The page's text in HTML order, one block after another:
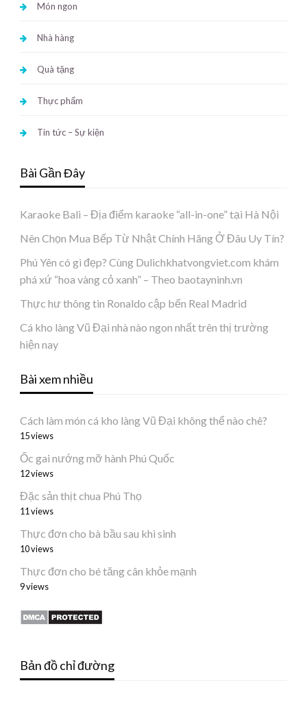
Món ngon
Nhà hàng
Quà tặng
Thực phẩm
Tin tức – Sự kiện
Bài Gần Đây
Karaoke Bali – Địa điểm karaoke “all-in-one” tại Hà Nội
Nên Chọn Mua Bếp Từ Nhật Chính Hãng Ở Đâu Uy Tín?
Phú Yên có gì đẹp? Cùng Dulichkhatvongviet.com khám
phá xứ “hoa vàng cỏ xanh” – Theo baotayninh.vn
Thực hư thông tin Ronaldo cập bến Real Madrid
Cá kho làng Vũ Đại nhà nào ngon nhất trên thị trường
hiện nay
Bài xem nhiều
Cách làm món cá kho làng Vũ Đại không thể nào chê?
15 views
Ốc gai nướng mỡ hành Phú Quốc
12 views
Đặc sản thịt chua Phú Thọ
11 views
Thực đơn cho bà bầu sau khi sinh
10 views
Thực đơn cho bé tăng cân khỏe mạnh
9 views
Bản đồ chỉ đường